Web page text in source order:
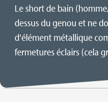
Le short de bain
dessus du genou et ne
d'élément métallique
fermetures éclairs (cela